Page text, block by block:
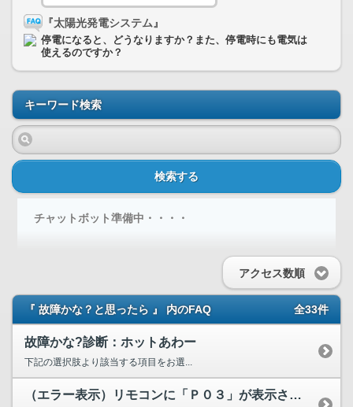
『太陽光発電システム』
停電になると、どうなりますか？また、停電時にも電気は
使えるのですか？
キーワード検索
検索する
チャットボット準備中・・・・
アクセス数順
『 故障かな？と思ったら 』 内のFAQ 全33件
故障かな?診断：ホットあわー
下記の選択肢より該当する項目をお選...
（エラー表示）リモコンに「Ｐ０３」が表示されています。